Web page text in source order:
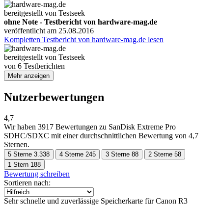
bereitgestellt von Testseek
ohne Note - Testbericht von hardware-mag.de
veröffentlicht am 25.08.2016
Kompletten Testbericht von hardware-mag.de lesen
bereitgestellt von Testseek
von 6 Testberichten
Mehr anzeigen
Nutzerbewertungen
4,7
Wir haben 3917 Bewertungen zu SanDisk Extreme Pro
SDHC/SDXC mit einer durchschnittlichen Bewertung von 4,7
Sternen.
5 Sterne 3.338 4 Sterne 245 3 Sterne 88 2 Sterne 58
1 Stern 188
Bewertung schreiben
Sortieren nach:
Sehr schnelle und zuverlässige Speicherkarte für Canon R3